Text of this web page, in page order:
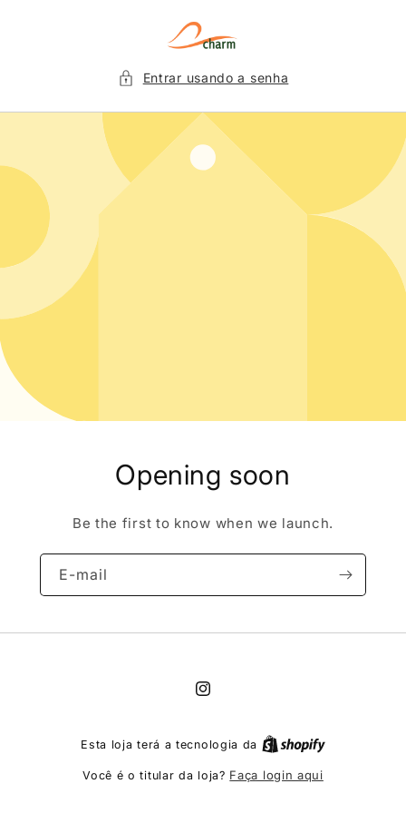
Entrar usando a senha
Opening soon
Be the first to know when we launch.
E-mail
Instagram
Esta loja terá a tecnologia da
Você é o titular da loja? Faça login aqui